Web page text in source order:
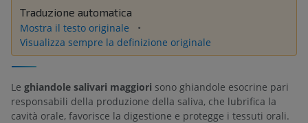
Traduzione automatica
Mostra il testo originale
Visualizza sempre la definizione originale
Le ghiandole salivari maggiori sono ghiandole esocrine pari
responsabili della produzione della saliva, che lubrifica la
cavità orale, favorisce la digestione e protegge i tessuti orali.